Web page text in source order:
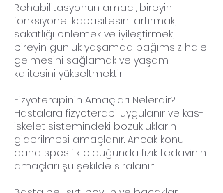
Rehabilitasyonun amacı, bireyin
fonksiyonel kapasitesini artırmak,
sakatlığı önlemek ve iyileştirmek,
bireyin günlük yaşamda bağımsız hale
gelmesini sağlamak ve yaşam
kalitesini yükseltmektir.
Fizyoterapinin Amaçları Nelerdir?
Hastalara fizyoterapi uygulanır ve kas-
iskelet sistemindeki bozuklukların
giderilmesi amaçlanır. Ancak konu
daha spesifik olduğunda fizik tedavinin
amaçları şu şekilde sıralanır: